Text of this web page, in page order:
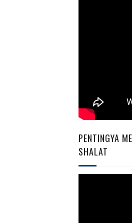
PENTINGYA
SHALAT